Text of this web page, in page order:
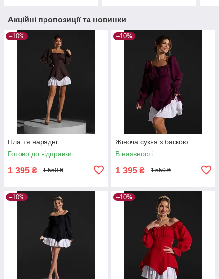
Акційні пропозиції та новинки
–10%
Плаття нарядні
Готово до відправки
1 395 ₴ 1 550 ₴
–10%
Жіноча сукня з баскою
В наявності
1 395 ₴ 1 550 ₴
–10% –10%